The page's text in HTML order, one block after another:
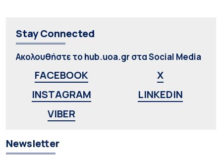
Stay Connected
Ακολουθήστε το hub.uoa.gr στα Social Media
FACEBOOK
X
INSTAGRAM
LINKEDIN
VIBER
Newsletter